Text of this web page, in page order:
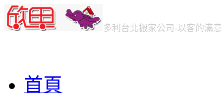
多利台北搬家公司 -以客的滿
首頁